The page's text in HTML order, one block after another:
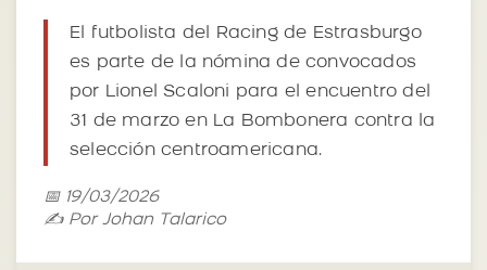
El futbolista del Racing de Estrasburgo
es parte de la nómina de convocados
por Lionel Scaloni para el encuentro del
31 de marzo en La Bombonera contra la
selección centroamericana.
📅 19/03/2026
✍️ Por Johan Talarico